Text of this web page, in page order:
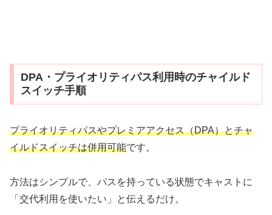
DPA・プライオリティパス利用時のチャイルド
スイッチ手順
プライオリティパスやプレミアアクセス（DPA）とチャ
イルドスイッチは併用可能です。
方法はシンプルで、パスを持っている状態でキャストに
「交代利用を使いたい」と伝えるだけ。